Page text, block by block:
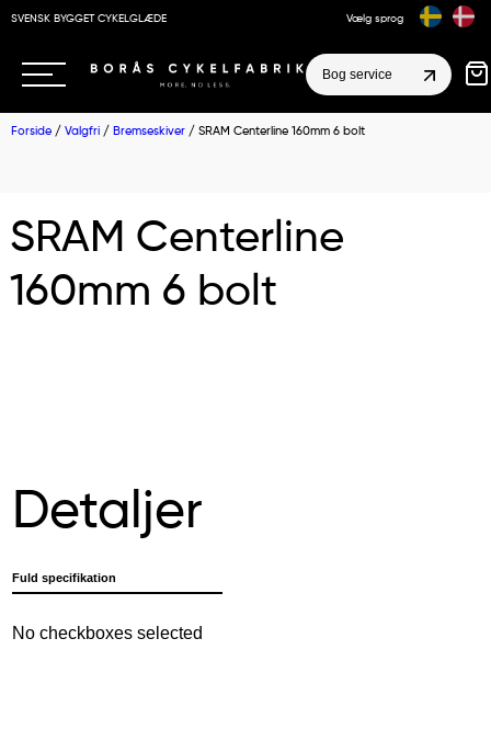
SVENSK BYGGET CYKELGLÆDE Vælg sprog
Bog service
Forside / Valgfri / Bremseskiver / SRAM Centerline 160mm 6 bolt
SRAM Centerline
160mm 6 bolt
Detaljer
Fuld specifikation
No checkboxes selected